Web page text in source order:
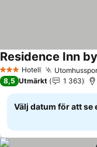
3 StjärnorHotell
Residence Inn
8,5 Utmärkt 1 363
Välj datum för att se